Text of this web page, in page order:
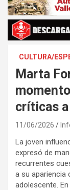
CULTURA/
Marta
críticas
11/06/2026
La joven
expresó de
recurrentes
a su apariencia
adolescente.